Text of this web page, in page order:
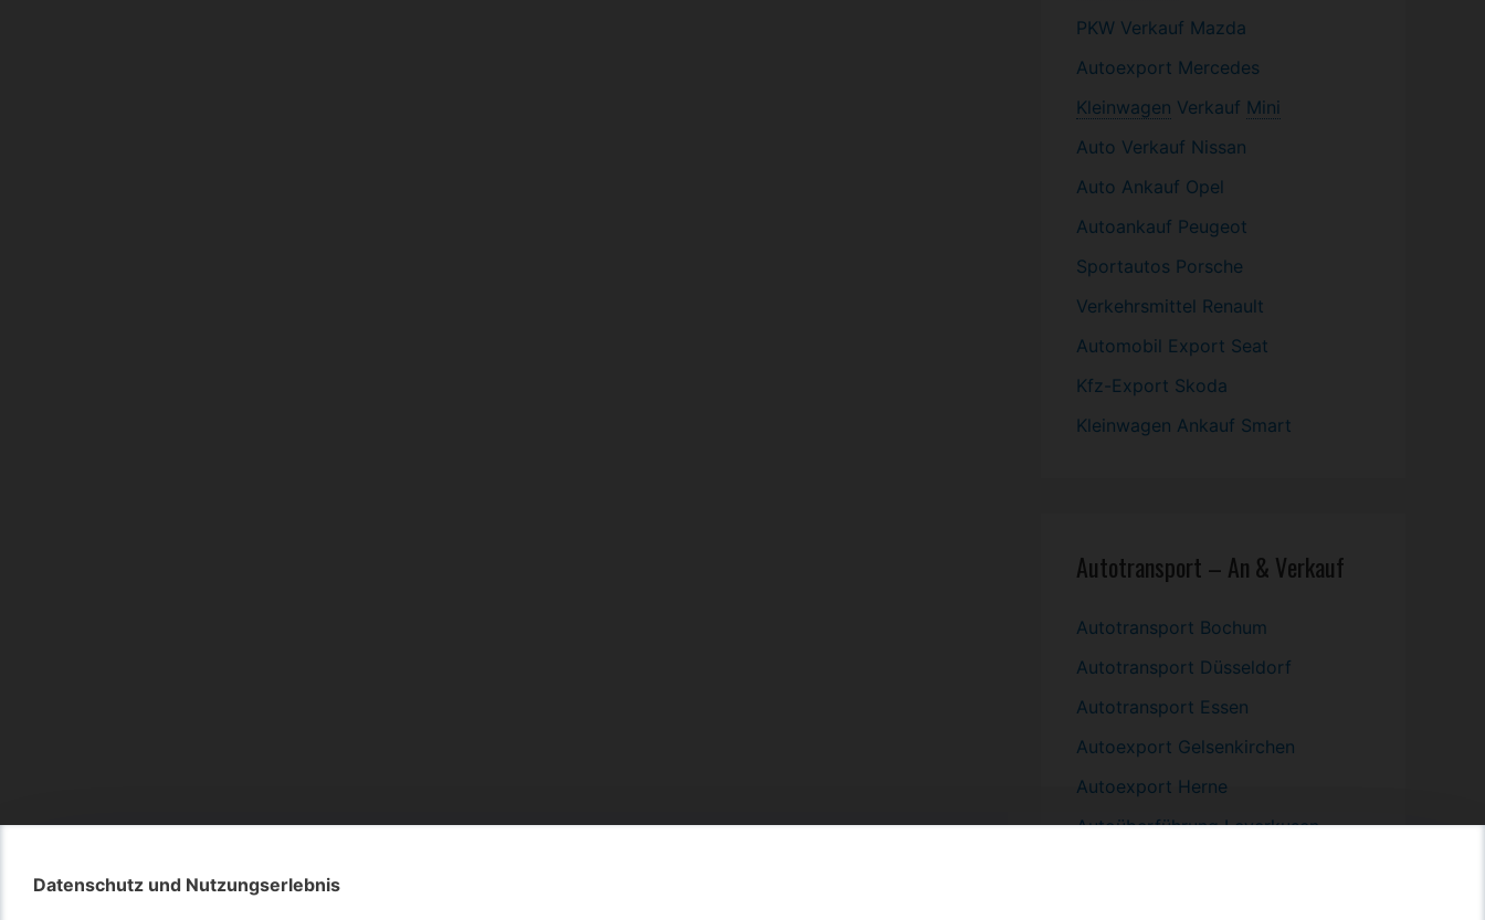
Datenschutz und Nutzungserlebnis
Datenschutz und Nutzungserlebnis
PKW Verkauf Mazda
Autoexport Mercedes
Kleinwagen Verkauf Mini
Auto Verkauf Nissan
Auto Ankauf Opel
Autoankauf Peugeot
Sportautos Porsche
Verkehrsmittel Renault
Automobil Export Seat
Kfz-Export Skoda
Kleinwagen Ankauf Smart
Autotransport – An & Verkauf
Autotransport Bochum
Autotransport Düsseldorf
Autotransport Essen
Autoexport Gelsenkirchen
Autoexport Herne
Autoüberführung Leverkusen